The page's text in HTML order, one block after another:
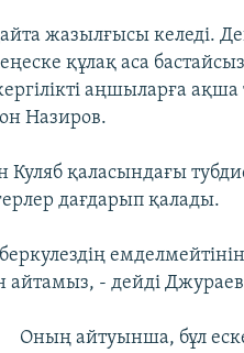
жазылғысы келеді.
құлақ аса
аңшыларға ақша
Назиров.
Куляб қаласындағы
дағдарып қалады.
айтамыз, - дейді
Оның айтуынша, бұл